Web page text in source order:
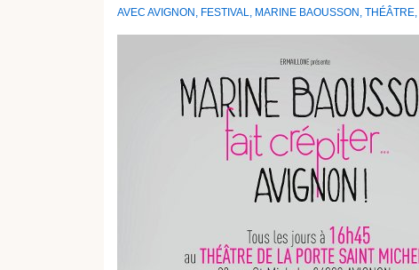
AVEC AVIGNON , FESTIVAL, MARINE BAOUSSON , THÉÂTRE,